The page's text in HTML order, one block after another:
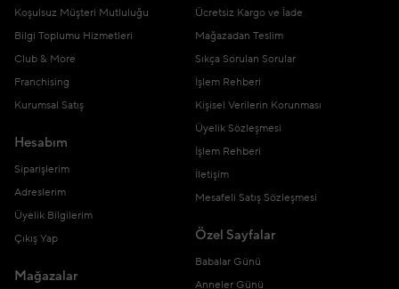
Koşulsuz Müşteri Mutluluğu
Bilgi Toplumu Hizmetleri
Club & More
Franchising
Kurumsal Satış
Hesabım
Siparişlerim
Adreslerim
Üyelik Bilgilerim
Çıkış Yap
Mağazalar
Ücretsiz Kargo ve İade
Mağazadan Teslim
Sıkça Sorulan Sorular
İşlem Rehberi
Kişisel Verilerin Korunması
Üyelik Sözleşmesi
İşlem Rehberi
İletişim
Mesafeli Satış Sözleşmesi
Özel Sayfalar
Babalar Günü
Anneler Günü